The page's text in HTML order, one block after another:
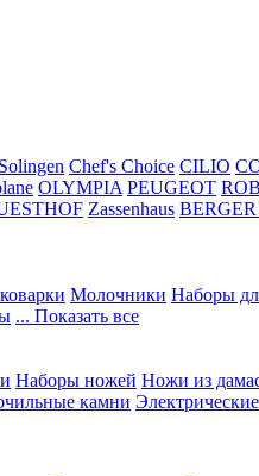
Chef's Choice CILIO
OLYMPIA PEUGEOT
Zassenhaus
Молочники Наборы
... Показать все
Наборы ножей Ножи из
камни